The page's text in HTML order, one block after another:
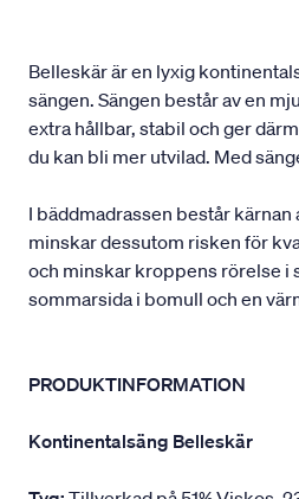
Belleskär är en lyxig
sängen. Sängen består av en
extra hållbar, stabil och ger
du kan bli mer utvilad. Med
I bäddmadrassen består
minskar dessutom risken för
och minskar kroppens rörelse i
sommarsida i bomull och en
PRODUKTINFORMATION
Kontinentalsäng Belleskär